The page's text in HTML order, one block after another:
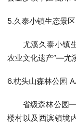
5.久泰小镇生态景
尤溪久泰小镇生
农业文化遗产”—尤
6.枕头山森林公园
省级森林公园——
楼村以及西滨镇境